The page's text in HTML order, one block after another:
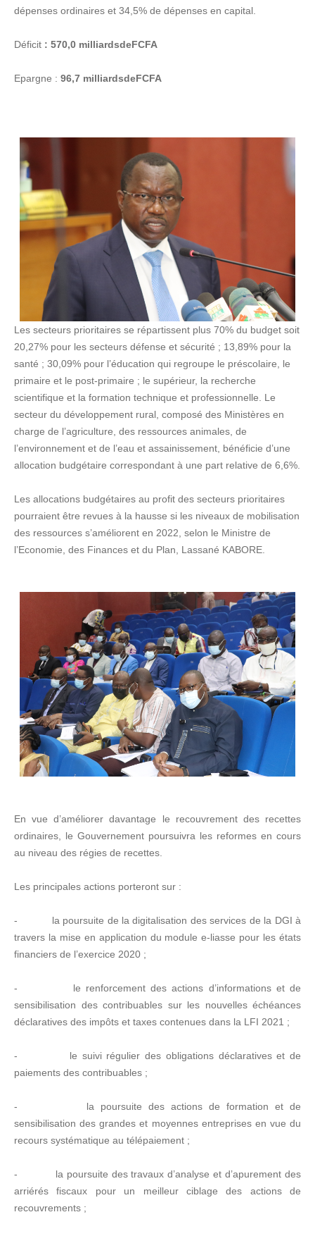
dépenses ordinaires et 34,5% de dépenses en capital.
Déficit : 570,0 milliardsdeFCFA
Epargne : 96,7 milliardsdeFCFA
Les secteurs prioritaires se répartissent plus 70% du budget soit
20,27% pour les secteurs défense et sécurité ; 13,89% pour la
santé ; 30,09% pour l’éducation qui regroupe le préscolaire, le
primaire et le post-primaire ; le supérieur, la recherche
scientifique et la formation technique et professionnelle. Le
secteur du développement rural, composé des Ministères en
charge de l’agriculture, des ressources animales, de
l’environnement et de l’eau et assainissement, bénéficie d’une
allocation budgétaire correspondant à une part relative de 6,6%.
Les allocations budgétaires au profit des secteurs prioritaires
pourraient être revues à la hausse si les niveaux de mobilisation
des ressources s’améliorent en 2022, selon le Ministre de
l’Economie, des Finances et du Plan, Lassané KABORE.
En vue d’améliorer davantage le recouvrement des recettes
ordinaires, le Gouvernement poursuivra les reformes en cours
au niveau des régies de recettes.
Les principales actions porteront sur :
- la poursuite de la digitalisation des services de la DGI à
travers la mise en application du module e-liasse pour les états
financiers de l’exercice 2020 ;
- le renforcement des actions d’informations et de
sensibilisation des contribuables sur les nouvelles échéances
déclaratives des impôts et taxes contenues dans la LFI 2021 ;
- le suivi régulier des obligations déclaratives et de
paiements des contribuables ;
- la poursuite des actions de formation et de
sensibilisation des grandes et moyennes entreprises en vue du
recours systématique au télépaiement ;
- la poursuite des travaux d’analyse et d’apurement des
arriérés fiscaux pour un meilleur ciblage des actions de
recouvrements ;